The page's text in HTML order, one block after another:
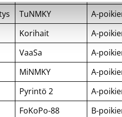
TuNMKY A-
Korihait A-
VaaSa
A-
MiNMKY A-
Pyrintö 2
A-
FoKoPo-88 B-